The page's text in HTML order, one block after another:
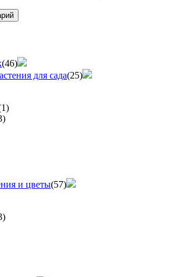
(46)
для сада(25)
и цветы(57)